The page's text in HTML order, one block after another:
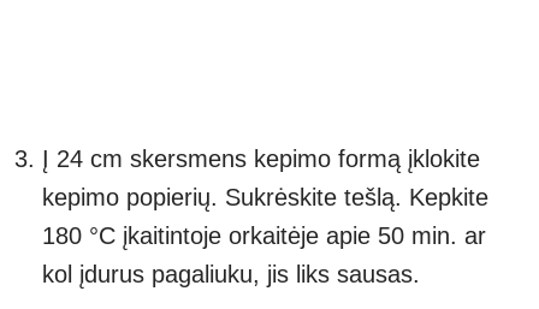
Į 24 cm skersmens kepimo formą įklokite
kepimo popierių. Sukrėskite tešlą. Kepkite
180 °C įkaitintoje orkaitėje apie 50 min. ar
kol įdurus pagaliuku, jis liks sausas.